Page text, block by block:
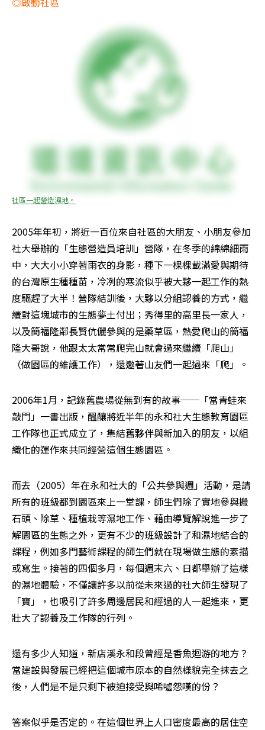
社區一起營造濕地。
2005年年初，將近一百位來自社區的大朋友、小朋友參加
社大舉辦的「生態營造員培訓」營隊，在冬季的綿綿細雨
中，大大小小穿著雨衣的身影，種下一棵棵載滿愛與期待
的台灣原生種種苗，冷冽的寒流似乎被大夥一起工作的熱
度驅趕了大半！營隊結訓後，大夥以分組認養的方式，繼
續對這塊城市的生態夢土付出；秀得里的高里長一家人，
以及簡福隆鄰長賢伉儷參與的是藥草區，熱愛爬山的簡福
隆大哥說，他跟太太常常爬完山就會過來繼續「爬山」
（做園區的維護工作），還邀著山友們一起過來「爬」。
2006年1月，記錄舊農場從無到有的故事──「當青蛙來
敲門」一書出版，醞釀將近半年的永和社大生態教育園區
工作隊也正式成立了，集結舊夥伴與新加入的朋友，以組
織化的運作來共同經營這個生態園區。
而去（2005）年在永和社大的「公共參與週」活動，是請
所有的班級都到園區來上一堂課，師生們除了實地參與搬
石頭、除草、種植栽等濕地工作、藉由導覽解說進一步了
解園區的生態之外，更有不少的班級設計了和濕地結合的
課程，例如多門藝術課程的師生們就在現場做生態的素描
或寫生。接著的四個多月，每個週末六、日都舉辦了這樣
的濕地體驗，不僅讓許多以前從未來過的社大師生發現了
「寶」，也吸引了許多周邊居民和經過的人一起進來，更
壯大了認養及工作隊的行列。
還有多少人知道，新店溪永和段曾經是香魚迴游的地方？
當建設與發展已經把這個城市原本的自然樣貌完全抹去之
後，人們是不是只剩下被迫接受與唏噓怨嘆的份？
答案似乎是否定的。在這個世界上人口密度最高的居住空